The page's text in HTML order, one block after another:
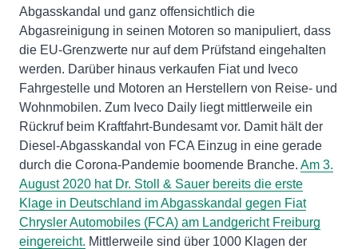
Abgasskandal und ganz offensichtlich die
Abgasreinigung in seinen Motoren so manipuliert, dass
die EU-Grenzwerte nur auf dem Prüfstand eingehalten
werden. Darüber hinaus verkaufen Fiat und Iveco
Fahrgestelle und Motoren an Herstellern von Reise- und
Wohnmobilen. Zum Iveco Daily liegt mittlerweile ein
Rückruf beim Kraftfahrt-Bundesamt vor. Damit hält der
Diesel-Abgasskandal von FCA Einzug in eine gerade
durch die Corona-Pandemie boomende Branche. Am 3.
August 2020 hat Dr. Stoll & Sauer bereits die erste
Klage in Deutschland im Abgasskandal gegen Fiat
Chrysler Automobiles (FCA) am Landgericht Freiburg
eingereicht. Mittlerweile sind über 1000 Klagen der